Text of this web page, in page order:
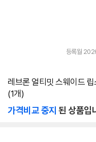
등록월
레브론 얼티밋 스웨이드
(1개)
가격비교 중지 된 상품입